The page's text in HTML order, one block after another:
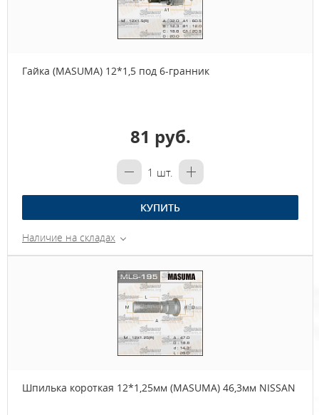
Гайка (MASUMA) 12*1,5 под 6-гранник
81 руб.
1 шт.
КУПИТЬ
Наличие на складах
Шпилька короткая 12*1,25мм (MASUMA) 46,3мм NISSAN